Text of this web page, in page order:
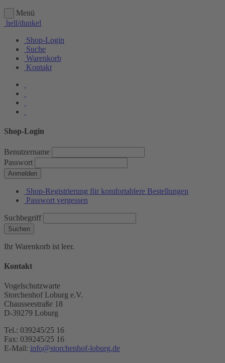
Menü
hell/dunkel
Shop-Login
Suche
Warenkorb
Kontakt
Shop-Login
Benutzername
Passwort
Anmelden
Shop-Registrierung für komfortablere Bestellungen
Passwort vergessen
Suchbegriff
Suchen
Ihr Warenkorb ist leer.
Kontakt
Vogelschutzwarte
Storchenhof Loburg e.V.
Chausseestraße 18
D-39279 Loburg
Tel.: 039245/25 16
Fax: 039245/25 16
E-Mail: info@storchenhof-loburg.de